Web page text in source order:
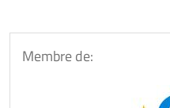
Membre de: